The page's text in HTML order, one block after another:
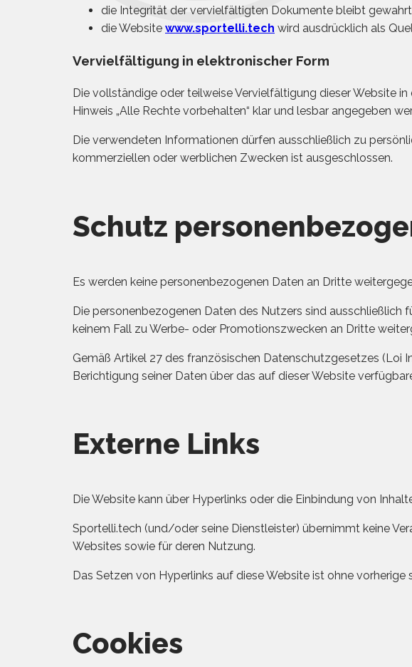
die Integrität der vervielfältigten Dokumente bleibt
die Website www.sportelli.tech wird ausdrücklich als
Vervielfältigung in elektronischer Form
Die vollständige oder teilweise Vervielfältigung dieser Website
Hinweis „Alle Rechte vorbehalten“ klar und lesbar angegeben
Die verwendeten Informationen dürfen ausschließlich zu
kommerziellen oder werblichen Zwecken ist ausgeschlossen.
Schutz
Es werden keine personenbezogenen Daten an Dritte
Die personenbezogenen Daten des Nutzers sind
keinem Fall zu Werbe- oder Promotionszwecken an Dritte
Gemäß Artikel 27 des französischen Datenschutzgesetzes (Loi
Berichtigung seiner Daten über das auf dieser Website
Externe Links
Die Website kann über Hyperlinks oder die Einbindung von
Sportelli.tech (und/oder seine Dienstleister) übernimmt keine
Websites sowie für deren Nutzung.
Das Setzen von Hyperlinks auf diese Website ist ohne
Cookies